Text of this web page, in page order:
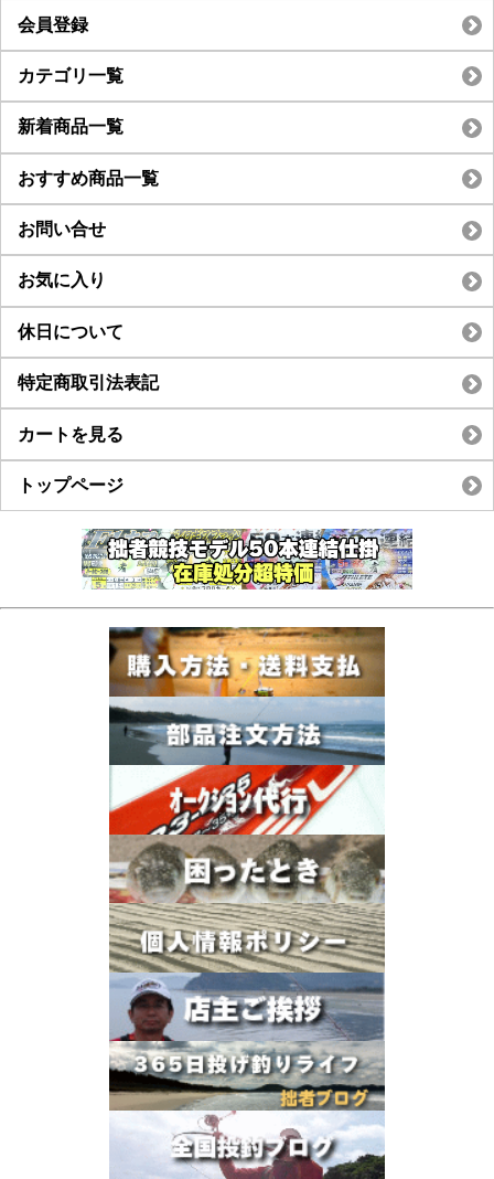
会員登録
カテゴリ一覧
新着商品一覧
おすすめ商品一覧
お問い合せ
お気に入り
休日について
特定商取引法表記
カートを見る
トップページ